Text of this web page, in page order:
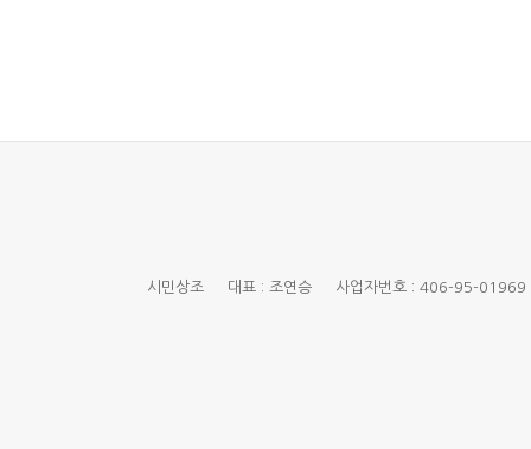
시민상조 대표 : 조연승 사업자번호 : 406-95-